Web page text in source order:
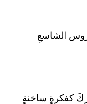
الشاسعِ
كفكرةٍ ساخنةٍ